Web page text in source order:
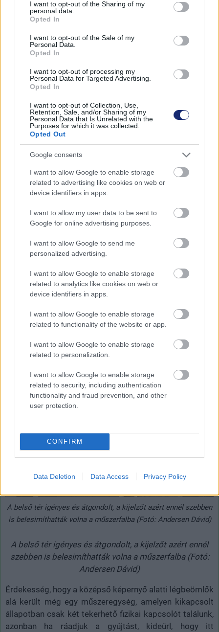
not limited to your visit or usage behaviour. You may click to
grant or deny consent to Google and its third-party tags to
use your data for below specified purposes in below Google
consent section.
I want to opt-out of the Sharing of my
personal data.
Opted In
I want to opt-out of the Sale of my
Personal Data.
Opted In
I want to opt-out of processing my
Personal Data for Targeted Advertising.
Opted In
I want to opt-out of Collection, Use,
Retention, Sale, and/or Sharing of my
Personal Data that Is Unrelated with the
Purposes for which it was collected.
Opted Out
Google consents
I want to allow Google to enable storage
related to advertising like cookies on web or
device identifiers in apps.
I want to allow my user data to be sent to
Google for online advertising purposes.
I want to allow Google to send me
personalized advertising.
I want to allow Google to enable storage
related to analytics like cookies on web or
device identifiers in apps.
I want to allow Google to enable storage
related to functionality of the website or app.
I want to allow Google to enable storage
related to personalization.
I want to allow Google to enable storage
related to security, including authentication
functionality and fraud prevention, and other
user protection.
CONFIRM
Data Deletion Data Access Privacy Policy
Ennek ellenére ennél nagyobb baj sose legyen egy új
autóval.
nevezném (Fotó: Andersen Dávid)
nevezném (Fotó: Andersen Dávid)
belül
A KIA EV6 tágas belső térrel és néhány technikai
érdekességgel szolgál, itt is érződik, hogy a tervezők el
tudtak rugaszkodni a régi beidegződésektől. Ami elsőre
végighúzódó jókora kijelző, amely két 12,3 hüvelykes
képernyőből áll. A bal oldali a sofőr szeme elé eső
műszeregység, ez mutatja a vezetéssel kapcsolatos
információkat, míg a középső részen lehet kezelni a
A belső tér igényes és átgondolt, a kijelzőt azért ennél szebben
is belesimíthatták volna a műszerfalba (Fotó: Andersen Dávid)
A belső tér igényes és átgondolt, a kijelzőt azért ennél
szebben is belesimíthatták volna a műszerfalba (Fotó:
Andersen Dávid)
Érdekesség, hogy a középső képernyő alatti légbeömlők
alá került még egy műszeregység, amelyen kikapcsolt
állapotban csak két tekerhető fizikai kapcsolót találunk,
azonban ha ráadjuk a gyújtást, kideürl, hogy itt